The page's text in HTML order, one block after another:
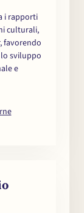
i rapporti
culturali,
favorendo
sviluppo
e